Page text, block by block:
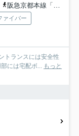
阪急京都本線「南方」駅 徒歩9分
ァイバー
トランスには安全性
には宅配ボ... もっと